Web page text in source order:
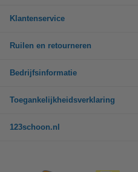
Klantenservice
Ruilen en retourneren
Bedrijfsinformatie
Toegankelijkheidsverklaring
123schoon.nl